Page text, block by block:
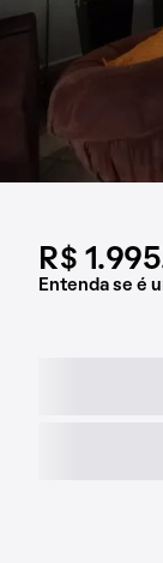
R$
Entenda se é